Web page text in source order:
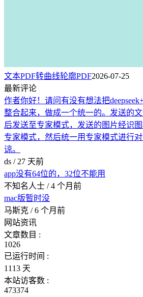
文本PDF转曲线轮廓PDF2026-07-25
最新评论
作者你好！请问有没有想法把
整合起来，做成一个统一的。发送的
后发送至专家模式，发送的图片经识
专家模式，然后统一用专家模式进行
谅。
ds / 27 天前
app没有64位的，32位不能用
不知名人士 /4 个月前
mac版暂时没
马斯克 /6 个月前
网站资讯
文章数目 :
1026
已运行时间 :
1113 天
本站访客数 :
473374